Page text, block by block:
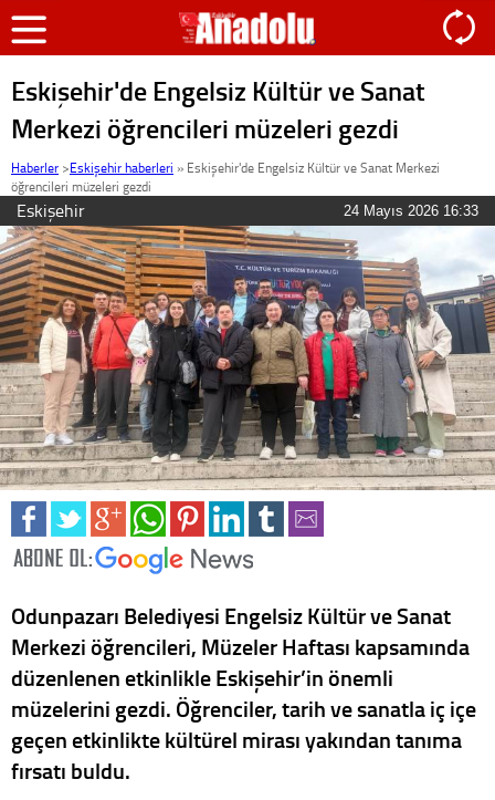
Eskişehir'de Engelsiz Kültür ve Sanat
Merkezi öğrencileri müzeleri gezdi
Haberler >Eskişehir haberleri » Eskişehir'de Engelsiz Kültür ve Sanat Merkezi
öğrencileri müzeleri gezdi
Eskişehir 24 Mayıs 2026 16:33
Odunpazarı Belediyesi Engelsiz Kültür ve Sanat
Merkezi öğrencileri, Müzeler Haftası kapsamında
düzenlenen etkinlikle Eskişehir’in önemli
müzelerini gezdi. Öğrenciler, tarih ve sanatla iç içe
geçen etkinlikte kültürel mirası yakından tanıma
fırsatı buldu.